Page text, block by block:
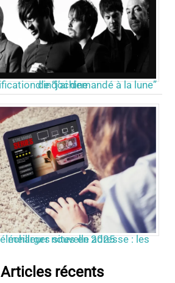
La signification de “j’ai demandé à la lune” d’indochine
Free télécharger nouvelle adresse : les meilleurs sites en 2025
Articles récents